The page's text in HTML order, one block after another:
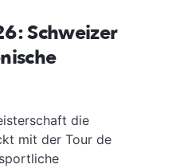
Schweizer
die
mit der Tour de